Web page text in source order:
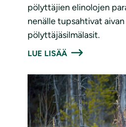
pölyttäjien elinolojen
nenälle tupsahtivat
pölyttäjäsilmälasit.
LUE LISÄÄ